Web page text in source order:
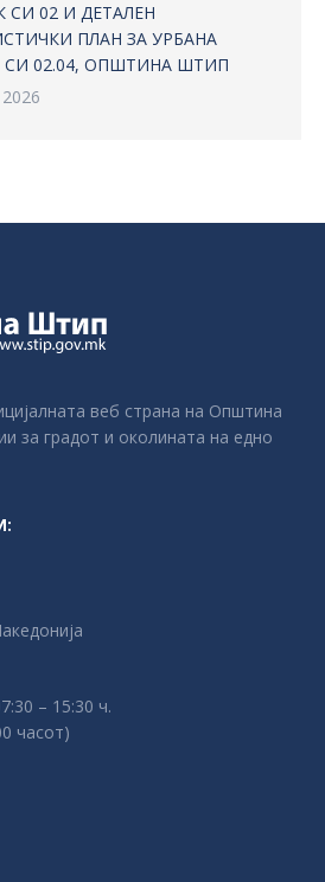
СИ 02 И ДЕТАЛЕН
ПЛАН ЗА УРБАНА
СИ 02.04, ОПШТИНА ШТИП
веб страна на Општина
за градот и околината на едно
– 15:30 ч.
часот)